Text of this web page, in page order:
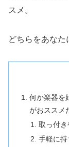
スメ。
どちらをあな
何か楽器を
がおススメ
取っ付き
手軽に